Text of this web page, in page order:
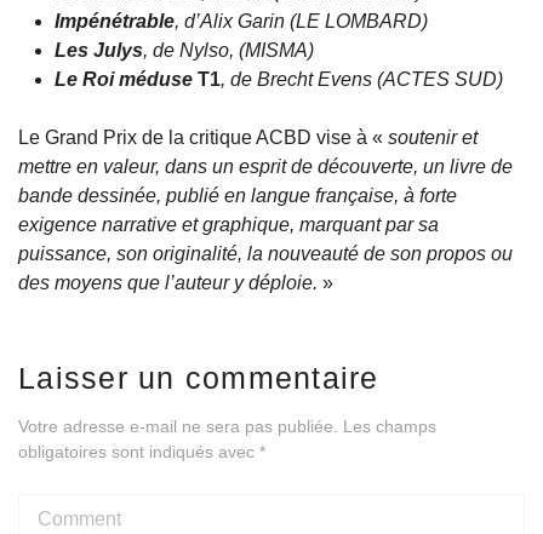
Impénétrable, d’Alix Garin (LE LOMBARD)
Les Julys, de Nylso, (MISMA)
Le Roi méduse T1, de Brecht Evens (ACTES SUD)
Le Grand Prix de la critique ACBD vise à « soutenir et
mettre en valeur, dans un esprit de découverte, un livre de
bande dessinée, publié en langue française, à forte
exigence narrative et graphique, marquant par sa
puissance, son originalité, la nouveauté de son propos ou
des moyens que l’auteur y déploie. »
Laisser un commentaire
Votre adresse e-mail ne sera pas publiée. Les champs
obligatoires sont indiqués avec *
Comment